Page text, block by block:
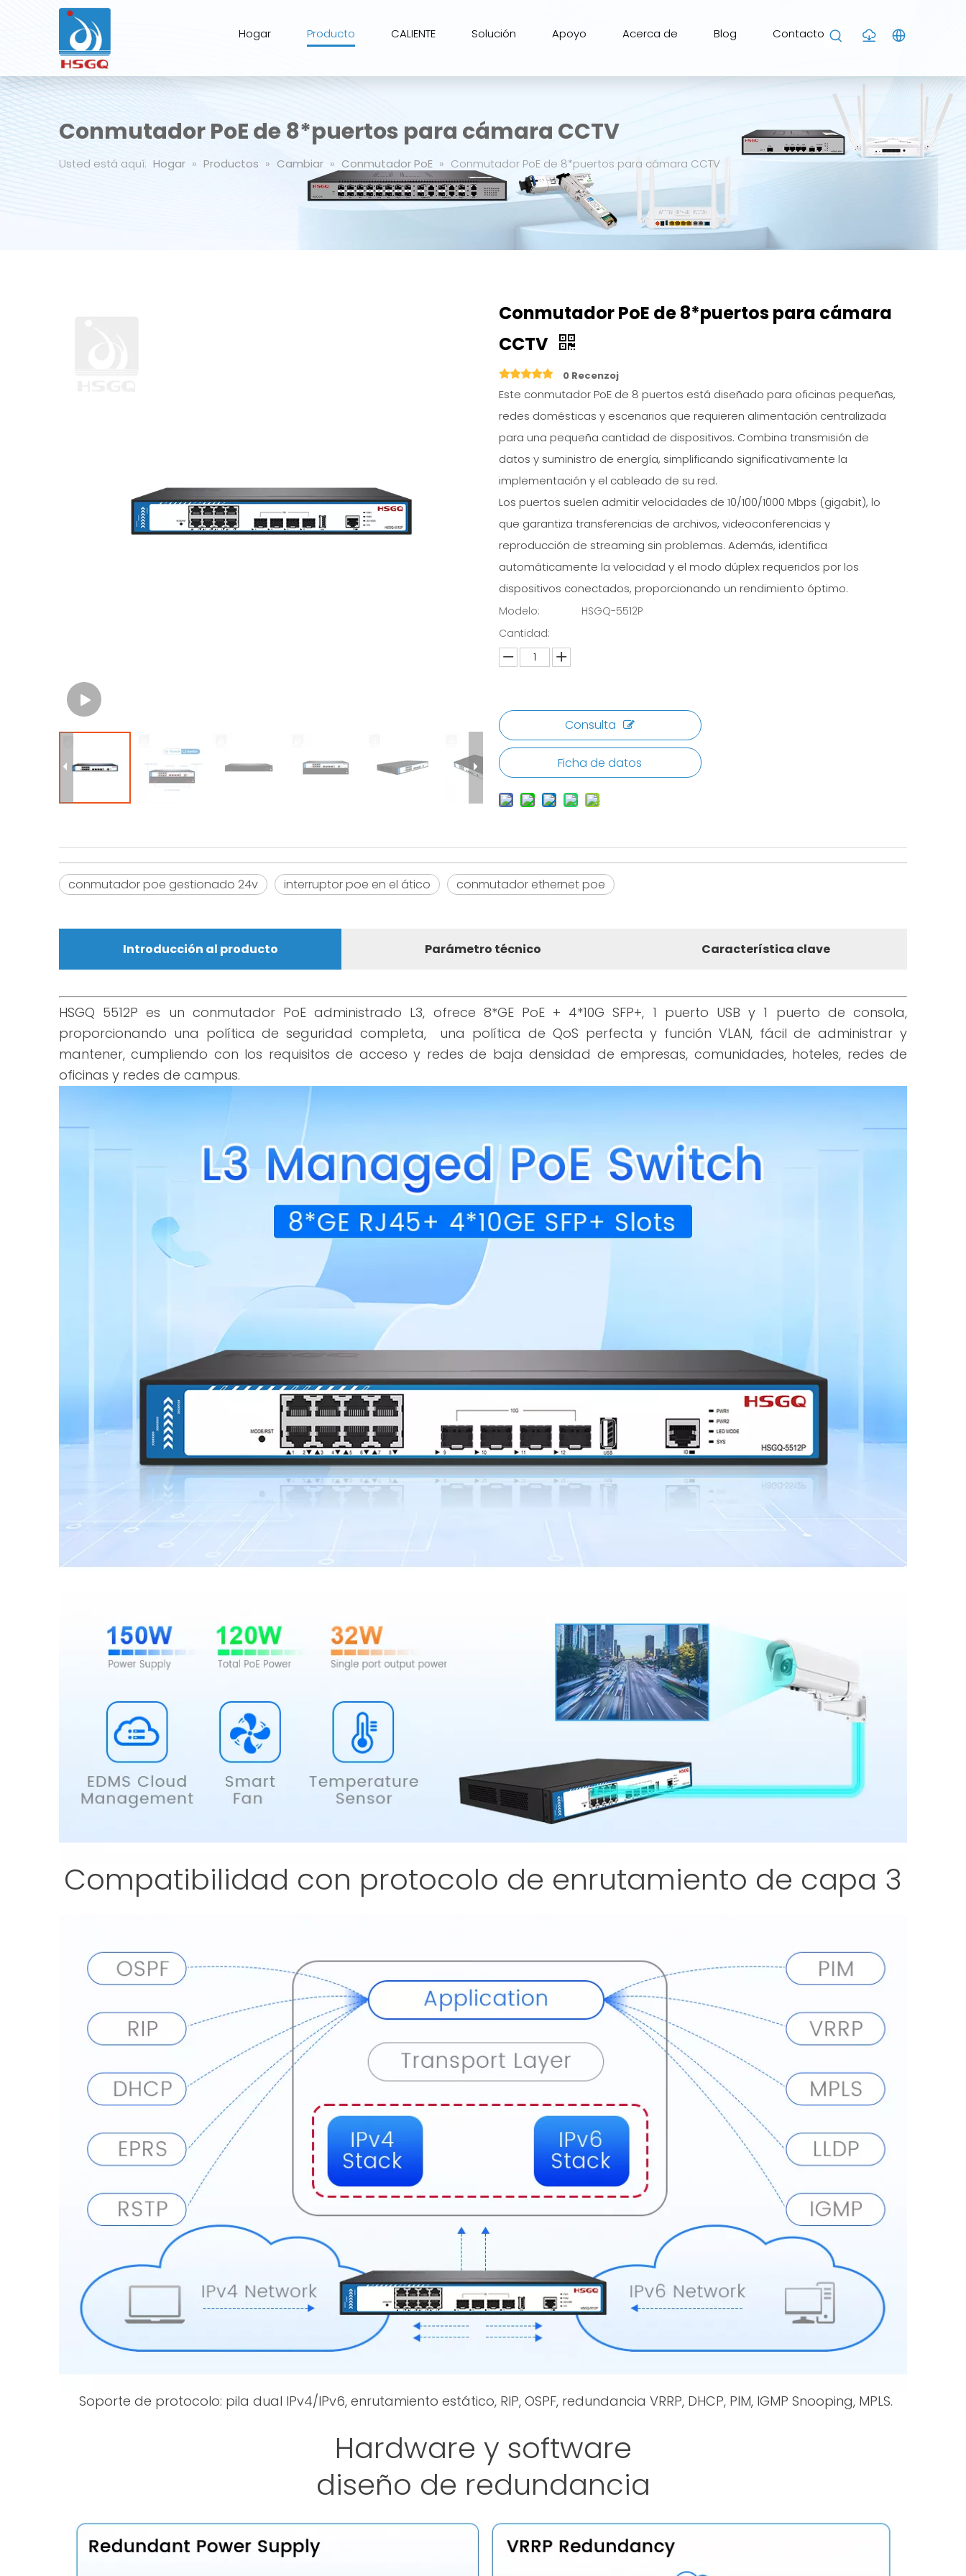
Hogar Producto CALIENTE Solución Apoyo Acerca de Blog Contacto
Conmutador PoE de 8*puertos para cámara CCTV
Usted está aquí: Hogar » Productos » Cambiar » Conmutador PoE » Conmutador PoE de 8*puertos para cámara CCTV
Conmutador PoE de 8*puertos para cámara
CCTV
0 Recenzoj
Este conmutador PoE de 8 puertos está diseñado para oficinas pequeñas,
redes domésticas y escenarios que requieren alimentación centralizada
para una pequeña cantidad de dispositivos. Combina transmisión de
datos y suministro de energía, simplificando significativamente la
implementación y el cableado de su red.
Los puertos suelen admitir velocidades de 10/100/1000 Mbps (gigabit), lo
que garantiza transferencias de archivos, videoconferencias y
reproducción de streaming sin problemas. Además, identifica
automáticamente la velocidad y el modo dúplex requeridos por los
dispositivos conectados, proporcionando un rendimiento óptimo.
Modelo:
HSGQ-5512P
Cantidad:
Consulta
Ficha de datos
conmutador poe gestionado 24v interruptor poe en el ático conmutador ethernet poe
Introducción al producto Parámetro técnico Característica clave
HSGQ 5512P es un conmutador PoE administrado L3, ofrece 8*GE PoE + 4*10G SFP+, 1 puerto USB y 1 puerto de consola,
proporcionando una política de seguridad completa, una política de QoS perfecta y función VLAN, fácil de administrar y
mantener, cumpliendo con los requisitos de acceso y redes de baja densidad de empresas, comunidades, hoteles, redes de
oficinas y redes de campus.
Compatibilidad con protocolo de enrutamiento de capa 3
Soporte de protocolo: pila dual IPv4/IPv6, enrutamiento estático, RIP, OSPF, redundancia VRRP, DHCP, PIM, IGMP Snooping, MPLS.
Hardware y software
diseño de redundancia